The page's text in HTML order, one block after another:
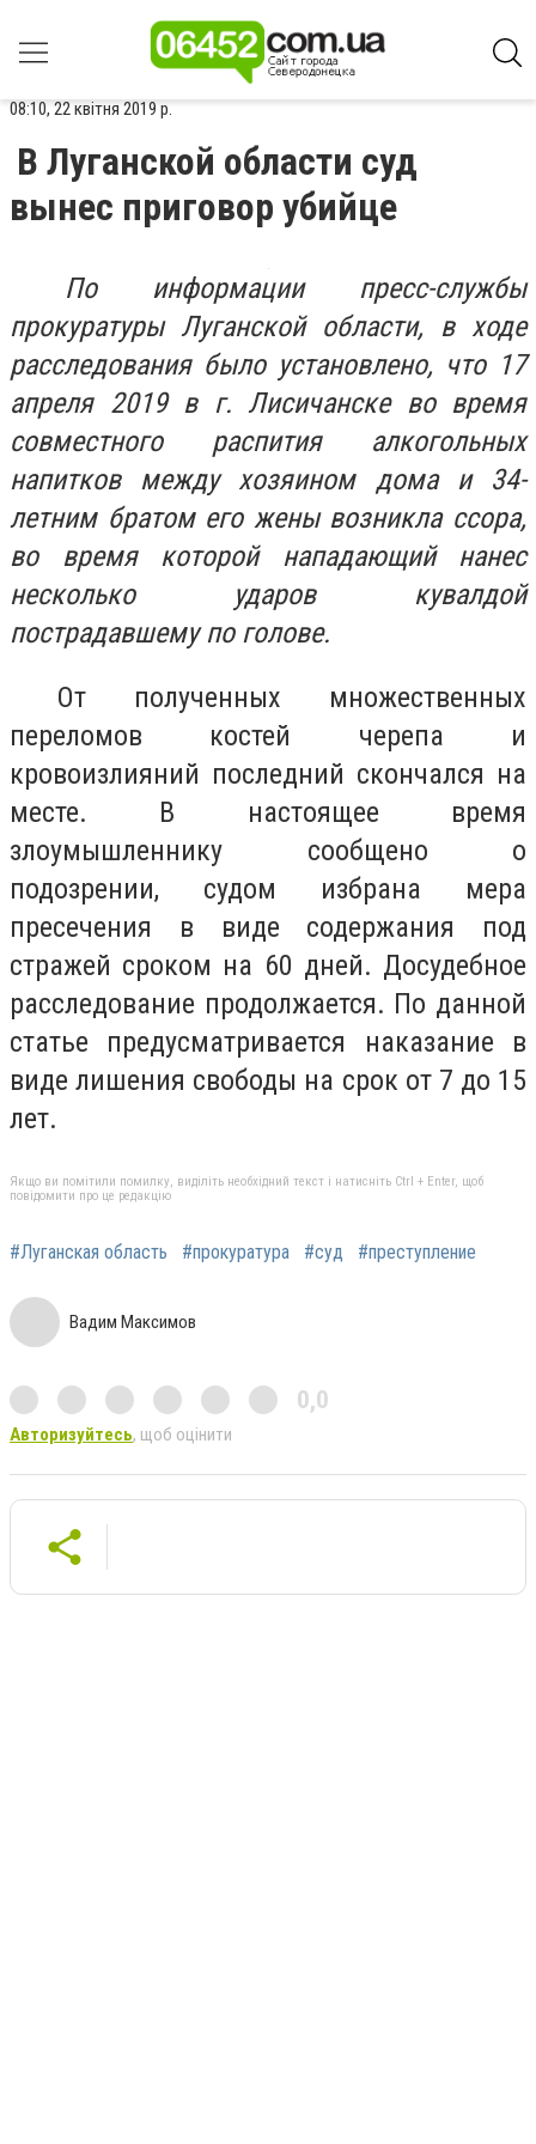
08:10, 22 квітня 2019 р.
В Луганской области суд
вынес приговор убийце
По информации пресс-службы
прокуратуры Луганской области, в ходе
расследования было установлено, что 17
апреля 2019 в г. Лисичанске во время
совместного распития алкогольных
напитков между хозяином дома и 34-
летним братом его жены возникла ссора,
во время которой нападающий нанес
несколько ударов кувалдой
пострадавшему по голове.
От полученных множественных
переломов костей черепа и
кровоизлияний последний скончался на
месте. В настоящее время
злоумышленнику сообщено о
подозрении, судом избрана мера
пресечения в виде содержания под
стражей сроком на 60 дней. Досудебное
расследование продолжается. По данной
статье предусматривается наказание в
виде лишения свободы на срок от 7 до 15
лет.
Якщо ви помітили помилку, виділіть необхідний текст і натисніть Ctrl + Enter, щоб
повідомити про це редакцію
#Луганская область #прокуратура #суд #преступление
Вадим Максимов
0,0
Авторизуйтесь, щоб оцінити